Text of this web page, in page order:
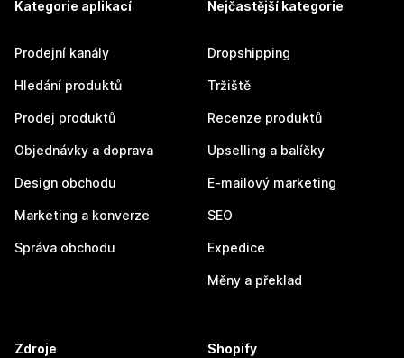
Kategorie aplikací
Prodejní kanály
Hledání produktů
Prodej produktů
Objednávky a doprava
Design obchodu
Marketing a konverze
Správa obchodu
Nejčastější kategorie
Dropshipping
Tržiště
Recenze produktů
Upselling a balíčky
E-mailový marketing
SEO
Expedice
Měny a překlad
Zdroje Shopify